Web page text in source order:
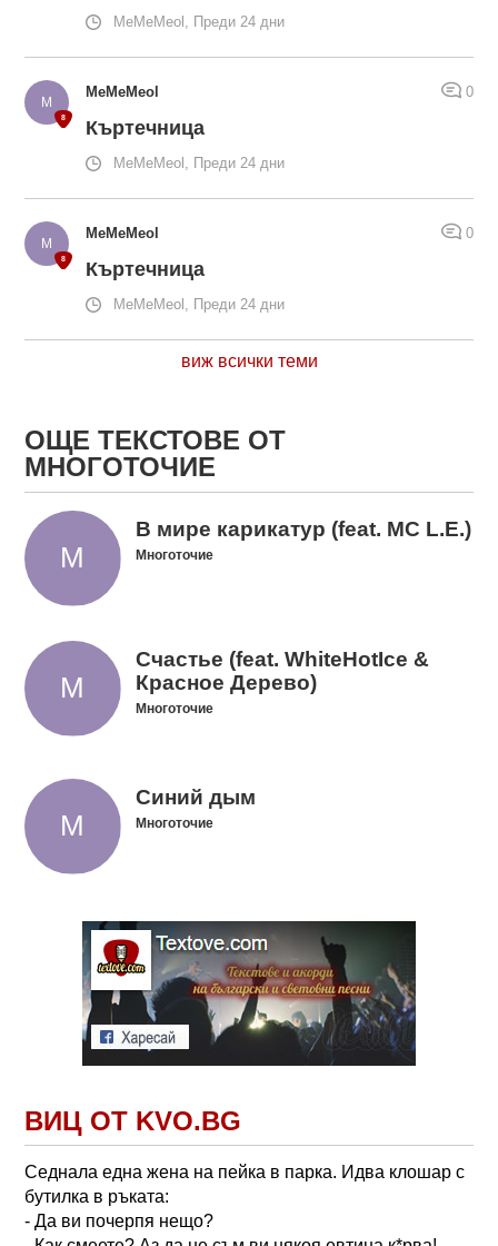
MeMeMeol, Преди 24 дни
MeMeMeol 0
Къртечница
MeMeMeol, Преди 24 дни
MeMeMeol 0
Къртечница
MeMeMeol, Преди 24 дни
виж всички теми
ОЩЕ ТЕКСТОВЕ ОТ
МНОГОТОЧИЕ
В мире карикатур (feat. MC L.E.)
Многоточие
Счастье (feat. WhiteHotIce &
Красное Дерево)
Многоточие
Синий дым
Многоточие
ВИЦ ОТ KVO.BG
Седнала една жена на пейка в парка. Идва клошар с
бутилка в ръката:
- Да ви почерпя нещо?